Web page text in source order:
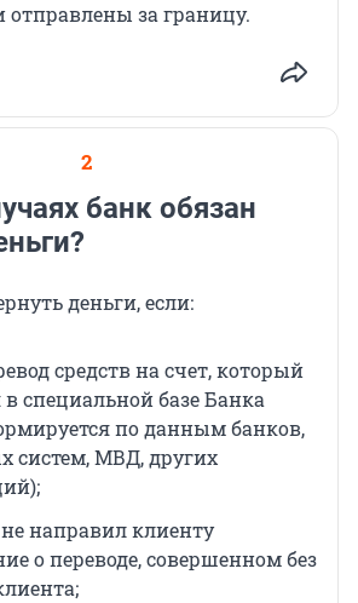
за границу.
2
банк обязан
деньги, если:
средств на счет, который
в специальной базе Банка
по данным банков,
систем, МВД, других
направил клиенту
о переводе, совершенном без